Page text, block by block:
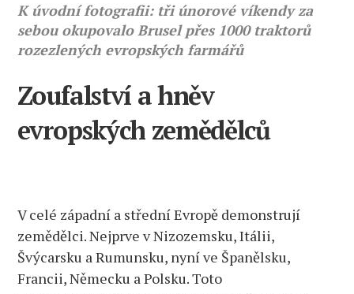
K úvodní fotografii: tři únorové víkendy za
sebou okupovalo Brusel přes 1000 traktorů
rozezlených evropských farmářů
Zoufalství a hněv
evropských zemědělců
V celé západní a střední Evropě demonstrují
zemědělci. Nejprve v Nizozemsku, Itálii,
Švýcarsku a Rumunsku, nyní ve Španělsku,
Francii, Německu a Polsku. Toto